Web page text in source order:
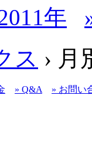
年
ス › 月
» Q&A » お問い